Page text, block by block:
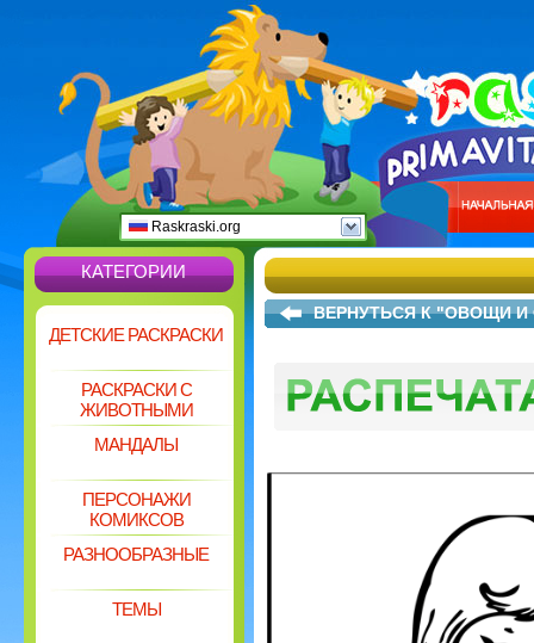
Raskraski.org
КАТЕГОРИИ
ДЕТСКИЕ РАСКРАСКИ
РАСКРАСКИ С
ЖИВОТНЫМИ
МАНДАЛЫ
ПЕРСОНАЖИ
КОМИКСОВ
РАЗНООБРАЗНЫЕ
ТЕМЫ
ВЕРНУТЬСЯ К "ОВОЩИ